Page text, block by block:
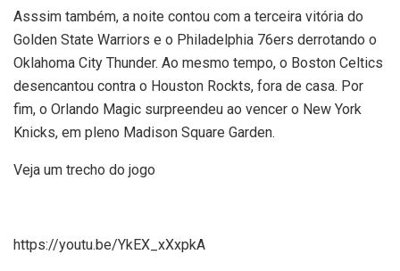
Asssim também, a noite contou com a terceira vitória do
Golden State Warriors e o Philadelphia 76ers derrotando o
Oklahoma City Thunder. Ao mesmo tempo, o Boston Celtics
desencantou contra o Houston Rockts, fora de casa. Por
fim, o Orlando Magic surpreendeu ao vencer o New York
Knicks, em pleno Madison Square Garden.
Veja um trecho do jogo
https://youtu.be/YkEX_xXxpkA